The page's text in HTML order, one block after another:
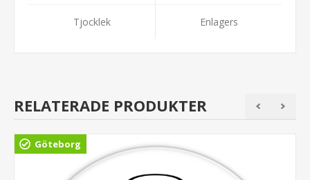
Tjocklek Enlagers
RELATERADE PRODUKTER
Göteborg